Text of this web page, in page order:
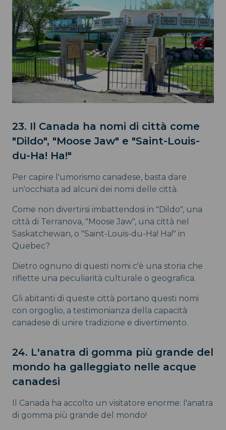
23. Il Canada ha nomi di città come
"Dildo", "Moose Jaw" e "Saint-Louis-
du-Ha! Ha!"
Per capire l'umorismo canadese, basta dare
un'occhiata ad alcuni dei nomi delle città.
Come non divertirsi imbattendosi in "Dildo", una
città di Terranova, "Moose Jaw", una città nel
Saskatchewan, o "Saint-Louis-du-Ha! Ha!" in
Quebec?
Dietro ognuno di questi nomi c'è una storia che
riflette una peculiarità culturale o geografica.
Gli abitanti di queste città portano questi nomi
con orgoglio, a testimonianza della capacità
canadese di unire tradizione e divertimento.
24. L'anatra di gomma più grande del
mondo ha galleggiato nelle acque
canadesi
Il Canada ha accolto un visitatore enorme: l'anatra
di gomma più grande del mondo!